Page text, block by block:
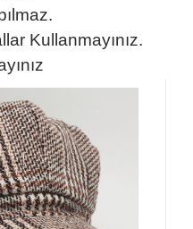
Kullanmayınız.